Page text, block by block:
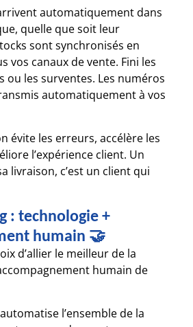
automatiquement dans
quelle que soit leur
sont synchronisés en
vos canaux de vente. Fini les
ou les surventes. Les numéros
automatiquement à vos
évite les erreurs, accélère les
l’expérience client. Un
livraison, c’est un client qui
: technologie +
humain 🤝
d’allier le meilleur de la
humain de
l’ensemble de la